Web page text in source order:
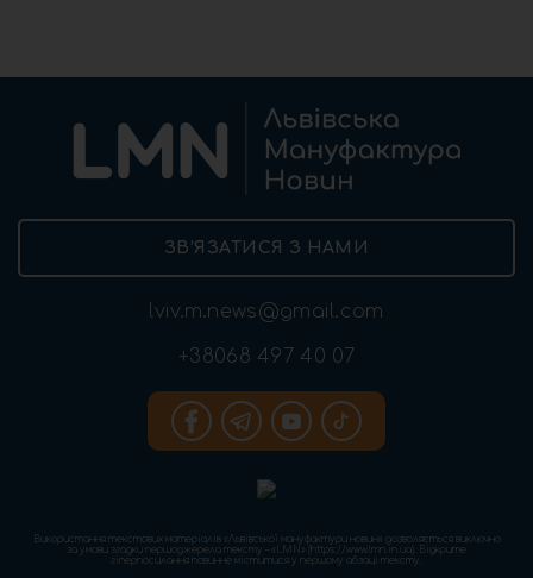
ЗВ’ЯЗАТИСЯ З НАМИ
lviv.m.news@gmail.com
+38068 497 40 07
Використання текстових матеріалів «Львівської мануфактури новин» дозволяється виключно
за умови згадки першоджерела тексту – «LMN» (https://www.lmn.in.ua). Відкрите
гіперпосилання повинне міститися у першому абзаці тексту.